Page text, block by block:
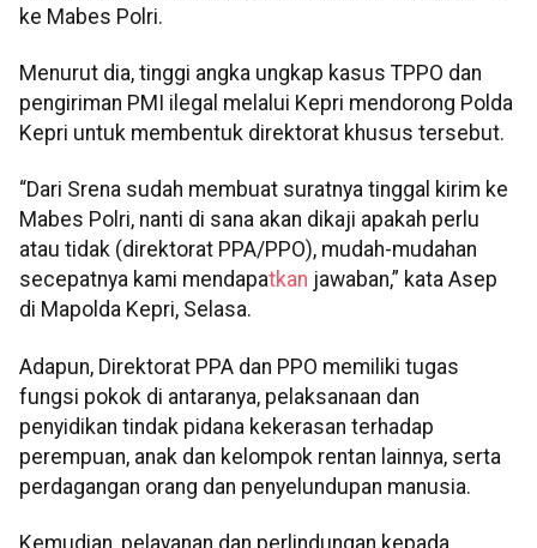
ke Mabes Polri.
Menurut dia, tinggi angka ungkap kasus TPPO dan
pengiriman PMI ilegal melalui Kepri mendorong Polda
Kepri untuk membentuk direktorat khusus tersebut.
“Dari Srena sudah membuat suratnya tinggal kirim ke
Mabes Polri, nanti di sana akan dikaji apakah perlu
atau tidak (direktorat PPA/PPO), mudah-mudahan
secepatnya kami mendapatkan jawaban,” kata Asep
di Mapolda Kepri, Selasa.
Adapun, Direktorat PPA dan PPO memiliki tugas
fungsi pokok di antaranya, pelaksanaan dan
penyidikan tindak pidana kekerasan terhadap
perempuan, anak dan kelompok rentan lainnya, serta
perdagangan orang dan penyelundupan manusia.